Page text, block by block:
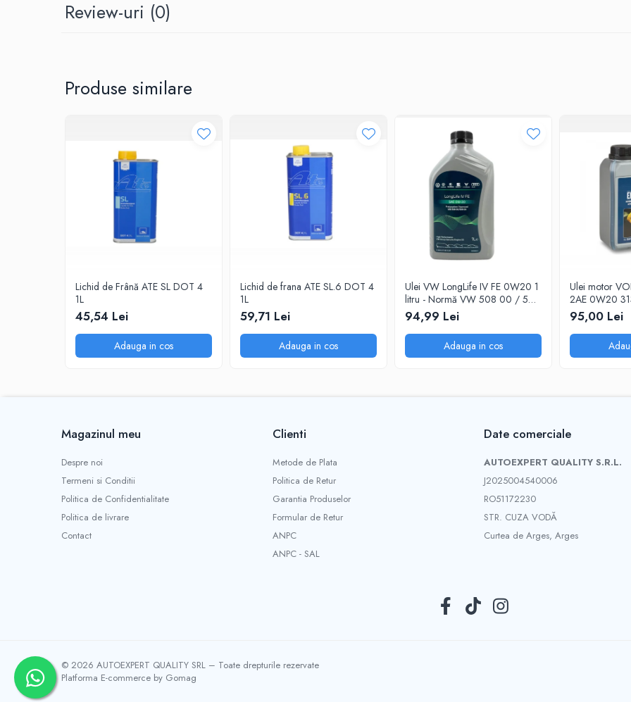
Siguranta AutoReview-uri (0)
Produse similare
Lichid de Frână ATE SL DOT 4
1L
45,54 Lei
Adauga in cos
Lichid de frana ATE SL.6 DOT 4
1L
59,71 Lei
Adauga in cos
Ulei VW LongLife IV FE 0W20 1
litru - Normă VW 508 00 / 509
00
94,99 Lei
Adauga in cos
Ulei motor
2AE 0W20
pentru
95,00 Lei
Magazinul meu
Despre noi
Termeni si Conditii
Politica de Confidentialitate
Politica de livrare
Contact
Clienti
Metode de Plata
Politica de Retur
Garantia Produselor
Formular de Retur
ANPC
ANPC - SAL
Date comerciale
AUTOEXPERT QUALITY S.R.L.
J2025004540006
RO51172230
STR. CUZA VODĂ
Curtea de Arges, Arges
© 2026 AUTOEXPERT QUALITY SRL – Toate drepturile rezervate
Platforma E-commerce by Gomag